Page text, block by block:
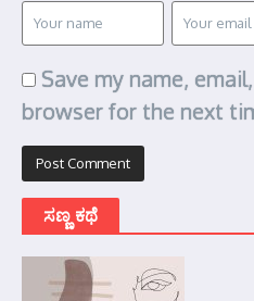
Save my name,
browser for the next
ಸಣ್ಣ ಕಥೆ